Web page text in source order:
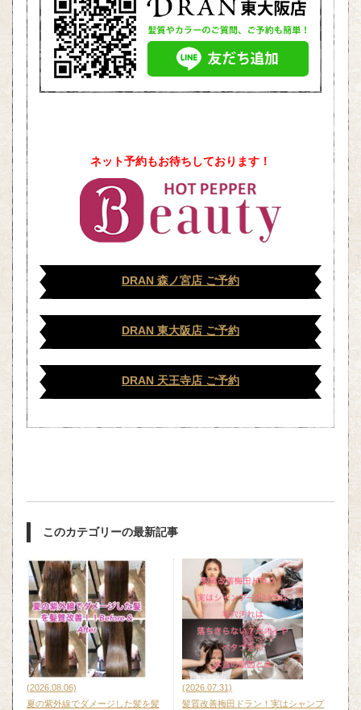
ネット予約もお待ちしております！
DRAN 森ノ宮店 ご予約
DRAN 東大阪店 ご予約
DRAN 天王寺店 ご予約
このカテゴリーの最新記事
(2026.08.06)
夏の紫外線でダメージした髪を髪
(2026.07.31)
髪質改善梅田ドラン！実はシャンプ